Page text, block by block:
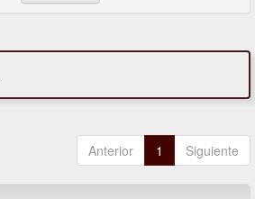
Anterior 1 Siguiente